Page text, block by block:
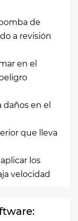
de
a revisión
en el
en el
que lleva
los
velocidad